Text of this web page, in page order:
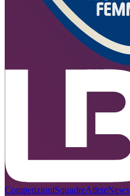
CompetizioniSquadreAtleteNews